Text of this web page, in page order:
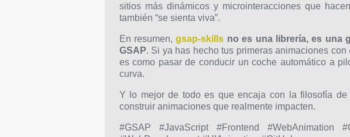
sitios más dinámicos y microinteracciones que
también “se sienta viva”.
En resumen,gsap-skills no es una librería, es una
GSAP. Si ya has hecho tus primeras animaciones con
es como pasar de conducir un coche automático a
curva.
Y lo mejor de todo es que encaja con la filosofía de
construir animaciones que realmente impacten.
#GSAP #JavaScript #Frontend #WebAnimation